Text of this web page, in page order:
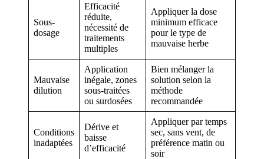
Sous-
dosage
Efficacité
réduite,
nécessité de
traitements
multiples
Appliquer la dose
minimum efficace
pour le type de
mauvaise herbe
Mauvaise
dilution
Application
inégale, zones
sous-traitées
ou surdosées
Bien mélanger la
solution selon la
méthode
recommandée
Conditions
inadaptées
Dérive et
baisse
d’efficacité
Appliquer par temps
sec, sans vent, de
préférence matin ou
soir